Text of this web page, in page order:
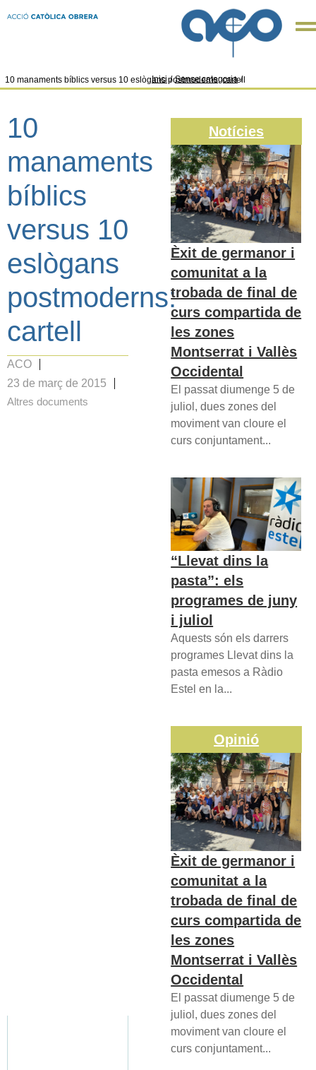
Inici / Sense categoria /
10 manaments bíblics versus 10 eslògans postmoderns: cartell
10
manaments
bíblics
versus 10
eslògans
postmoderns:
cartell
ACO
23 de març de 2015
Altres documents
Notícies
Èxit de germanor i
comunitat a la
trobada de final de
curs compartida de
les zones
Montserrat i Vallès
Occidental
El passat diumenge 5 de
juliol, dues zones del
moviment van cloure el
curs conjuntament...
“Llevat dins la
pasta”: els
programes de juny
i juliol
Aquests són els darrers
programes Llevat dins la
pasta emesos a Ràdio
Estel en la...
Opinió
Èxit de germanor i
comunitat a la
trobada de final de
curs compartida de
les zones
Montserrat i Vallès
Occidental
El passat diumenge 5 de
juliol, dues zones del
moviment van cloure el
curs conjuntament...